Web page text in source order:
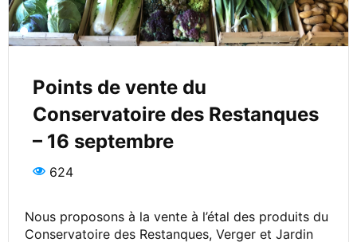
Points de vente du
Conservatoire des Restanques
– 16 septembre
624
Nous proposons à la vente à l’étal des produits du
Conservatoire des Restanques, Verger et Jardin